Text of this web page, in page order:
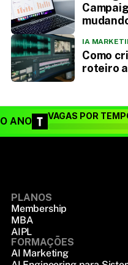
IA
Como
roteiro
ANO VAGAS POR
PLANOS
Membership
MBA
AIPL
FORMAÇÕES
AI Marketing